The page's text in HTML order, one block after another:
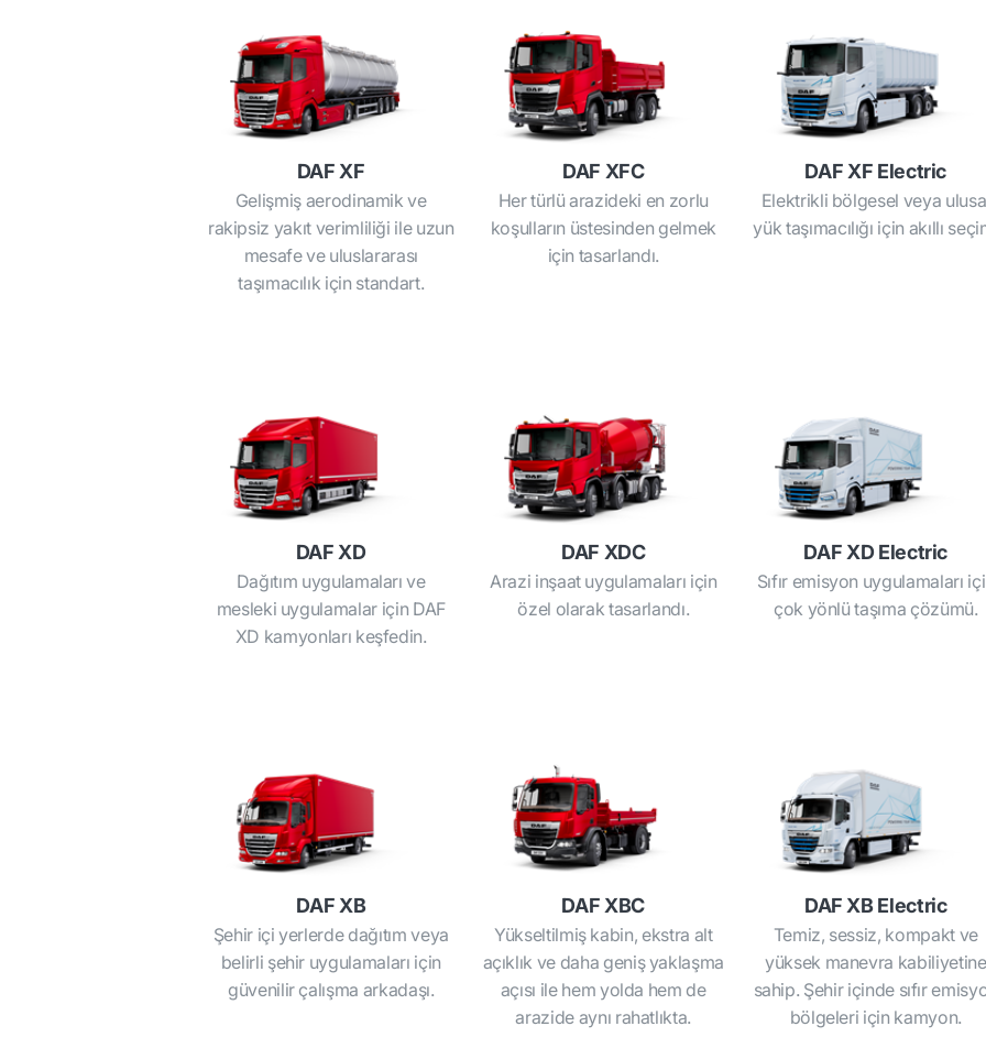
DAF XF
Gelişmiş aerodinamik ve
rakipsiz yakıt verimliliği ile uzun
mesafe ve uluslararası
taşımacılık için standart.
DAF XFC
Her türlü arazideki en zorlu
koşulların üstesinden gelmek
için tasarlandı.
DAF XF Electric
Elektrikli bölgesel veya
yük taşımacılığı için akıllı
DAF XD
Dağıtım uygulamaları ve
mesleki uygulamalar için DAF
XD kamyonları keşfedin.
DAF XDC
Arazi inşaat uygulamaları için
özel olarak tasarlandı.
DAF XD Electric
Sıfır emisyon uygulamaları
çok yönlü taşıma çözümü.
DAF XB
Şehir içi yerlerde dağıtım veya
belirli şehir uygulamaları için
güvenilir çalışma arkadaşı.
DAF XBC
Yükseltilmiş kabin, ekstra alt
açıklık ve daha geniş yaklaşma
açısı ile hem yolda hem de
arazide aynı rahatlıkta.
DAF XB Electric
Temiz, sessiz, kompakt ve
yüksek manevra kabiliyetine
sahip. Şehir içinde sıfır
bölgeleri için kamyon.